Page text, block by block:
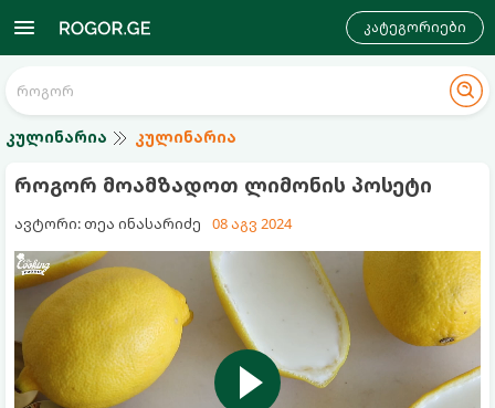
კატეგორიები
კულინარია კულინარია
როგორ მოამზადოთ ლიმონის პოსეტი
ავტორი: თეა ინასარიძე 08 აგვ 2024